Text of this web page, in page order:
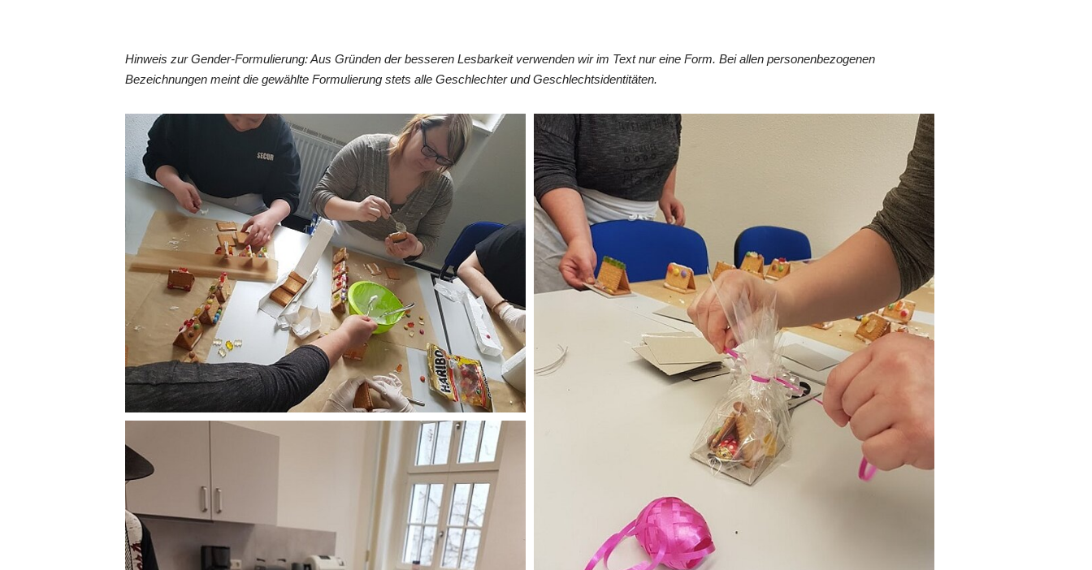
Hinweis zur Gender-Formulierung: Aus Gründen der besseren Lesbarkeit verwenden wir im Text nur eine Form. Bei allen personenbezogenen
Bezeichnungen meint die gewählte Formulierung stets alle Geschlechter und Geschlechtsidentitäten.